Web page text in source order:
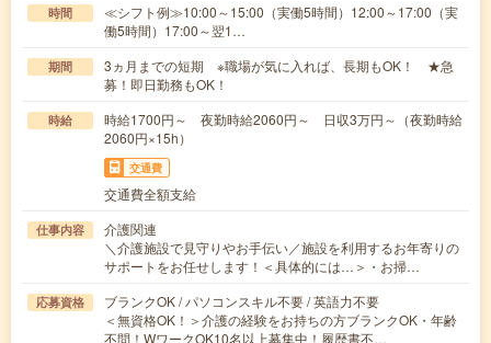
時間
≪シフト例≫10:00～15:00（実働5時間）12:00～17:00（実
働5時間）17:00～翌1…
期間
3ヵ月までの短期 ※職場が気に入れば、長期もOK！ ★急
募！即日勤務もOK！
時給
時給1700円～ 夜勤時給2060円～ 日収3万円～（夜勤時給
2060円×15h）
交通費
交通費全額支給
仕事内容
介護関連
＼介護施設で見守りやお手伝い／施設を利用するお年寄りの
サポートをお任せします！＜具体的には…＞・お掃…
応募資格
ブランクOK / パソコンスキル不要 / 英語力不要
＜無資格OK！＞介護の経験をお持ちの方ブランクOK・年齢
不問！WワークOK10名以上募集中！履歴書不…